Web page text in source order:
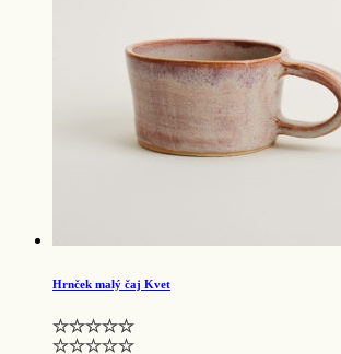
Hrnček malý čaj Kvet